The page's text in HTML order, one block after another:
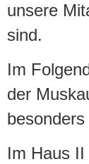
unsere
sind.
Im
der
Im Haus